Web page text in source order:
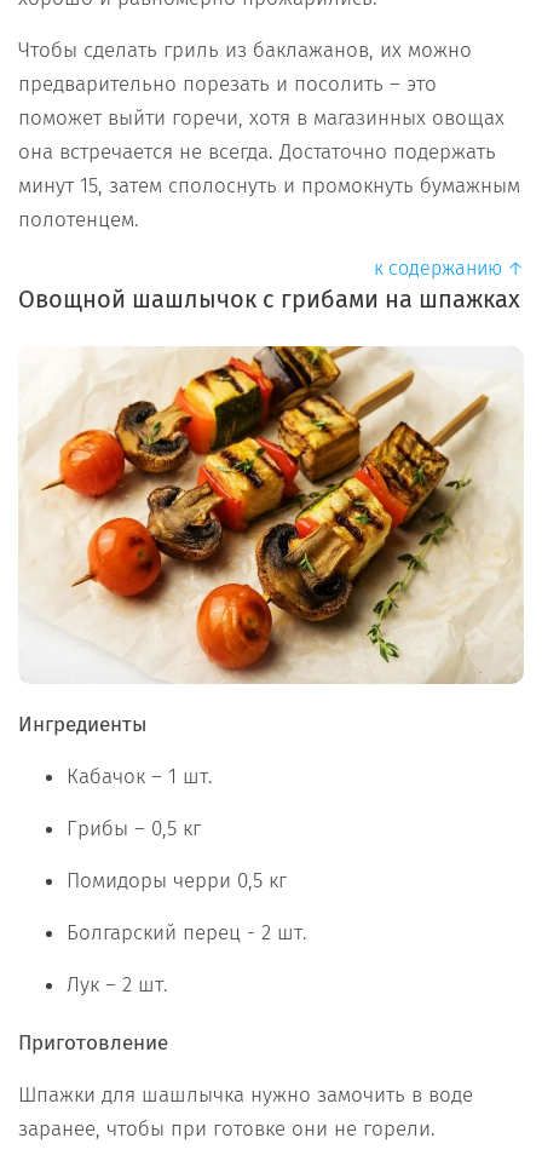
Чтобы сделать гриль из баклажанов, их можно
предварительно порезать и посолить – это
поможет выйти горечи, хотя в магазинных овощах
она встречается не всегда. Достаточно подержать
минут 15, затем сполоснуть и промокнуть бумажным
полотенцем.
к содержанию ↑
Овощной шашлычок с грибами на шпажках
Ингредиенты
Кабачок – 1 шт.
Грибы – 0,5 кг
Помидоры черри 0,5 кг
Болгарский перец - 2 шт.
Лук – 2 шт.
Приготовление
Шпажки для шашлычка нужно замочить в воде
заранее, чтобы при готовке они не горели.